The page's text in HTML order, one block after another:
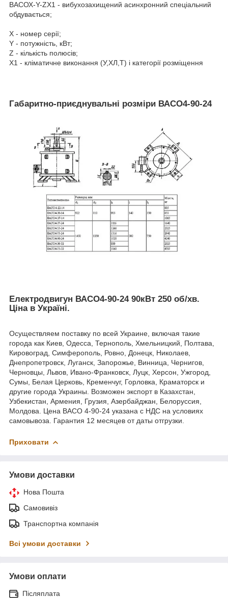
ВАСОХ-Y-ZХ1 - вибухозахищений асинхронний спеціальний
обдувається;
Х - номер серії;
Y - потужність, кВт;
Z - кількість полюсів;
Х1 - кліматичне виконання (У,ХЛ,Т) і категорії розміщення
Габаритно-приєднувальні розміри ВАСО4-90-24
Електродвигун ВАСО4-90-24 90кВт 250 об/хв.
Ціна в Україні.
Осуществляем поставку по всей Украине, включая такие
города как Киев, Одесса, Тернополь, Хмельницкий, Полтава,
Кировоград, Симферополь, Ровно, Донецк, Николаев,
Днепропетровск, Луганск, Запорожье, Винница, Чернигов,
Черновцы, Львов, Ивано-Франковск, Луцк, Херсон, Ужгород,
Сумы, Белая Церковь, Кременчуг, Горловка, Краматорск и
другие города Украины. Возможен экспорт в Казахстан,
Узбекистан, Армения, Грузия, Азербайджан, Белоруссия,
Молдова. Цена ВАСО 4-90-24 указана с НДС на условиях
самовывоза. Гарантия 12 месяцев от даты отгрузки.
Приховати
Умови доставки
Нова Пошта
Самовивіз
Транспортна компанія
Всі умови доставки
Умови оплати
Післяплата